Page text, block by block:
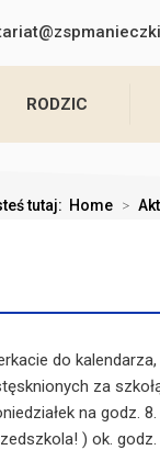
RODZIC
tutaj: Home >
do
za
na godz.
) ok. godz.